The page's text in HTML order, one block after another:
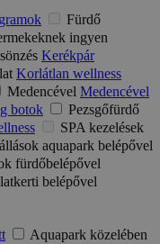
Fürdő
ingyen
Kerékpár
Korlátlan wellness
Medencével Medencével
botok
Pezsgőfürdő
SPA kezelések
aquapark belépővel
fürdőbelépővel
belépővel
Aquapark közelében